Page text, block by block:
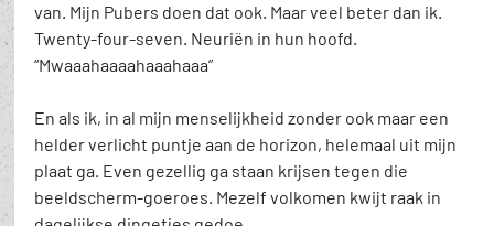
van. Mijn Pubers doen dat ook. Maar veel beter dan ik.
Twenty-four-seven. Neuriën in hun hoofd.
“Mwaaahaaaahaaahaaa”
En als ik, in al mijn menselijkheid zonder ook maar een
helder verlicht puntje aan de horizon, helemaal uit mijn
plaat ga. Even gezellig ga staan krijsen tegen die
beeldscherm-goeroes. Mezelf volkomen kwijt raak in